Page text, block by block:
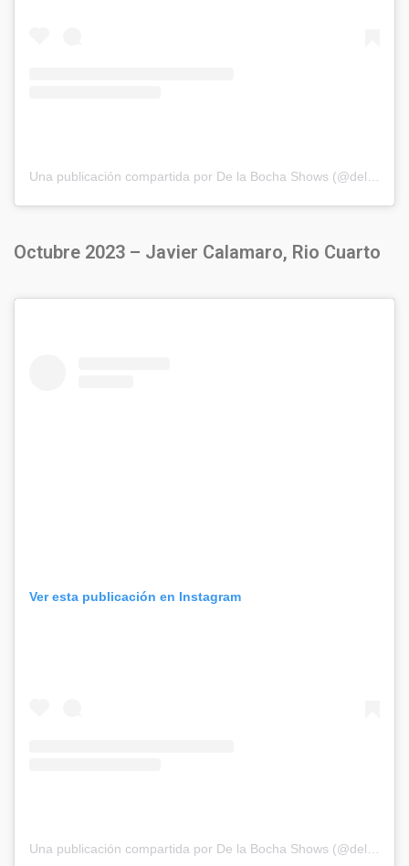
Una publicación compartida por De la Bocha Shows (@delabochaproducciones)
Octubre 2023 – Javier Calamaro, Rio Cuarto
Ver esta publicación en Instagram